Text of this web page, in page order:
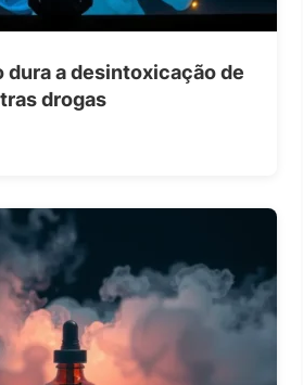
dura a desintoxicação de
drogas